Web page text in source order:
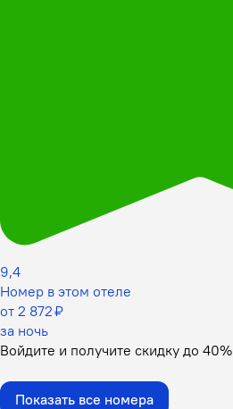
9,4
Номер в этом отеле
от 2 872 ₽
за ночь
Войдите и получите скидку до 40%
Показать все номера